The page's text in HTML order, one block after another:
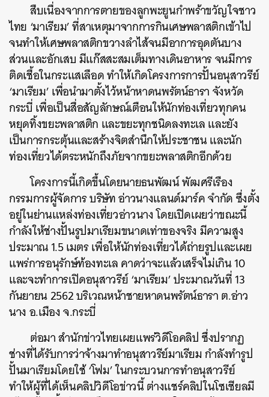
สืบเนื่องจากการตายของลูกพะยูนกำพร้าขวัญใจชาว
ไทย ‘มาเรียม’ ที่สาเหตุมาจากการกินเศษพลาสติกเข้าไป
จนทำให้เศษพลาสติกขวางลำไส้จนมีอาการอุดตันบาง
ส่วนและอักเสบ มีแก๊สสะสมเต็มทางเดินอาหาร จนมีการ
ติดเชื้อในกระแสเลือด ทำให้เกิดโครงการการปั้นอนุสาวรีย์
‘มาเรียม’ เพื่อนำมาตั้งไว้หน้าหาดนพรัตน์ธารา จังหวัด
กระบี่ เพื่อเป็นสื่อสัญลักษณ์เตือนให้นักท่องเที่ยวทุกคน
หยุดทิ้งขยะพลาสติก และขยะทุกชนิดลงทะเล และยัง
เป็นการกระตุ้นและสร้างจิตสำนึกให้ประชาชน และนัก
ท่องเที่ยวได้ตระหนักถึงภัยจากขยะพลาสติกอีกด้วย
โครงการนี้เกิดขึ้นโดยนายธนพัฒน์ พัฒศรีเรือง
กรรมการผู้จัดการ บริษัท อ่าวนางแลนด์มาร์ค จำกัด ซึ่งตั้ง
อยู่ในย่านแหล่งท่องเที่ยวอ่าวนาง โดยเปิดเผยว่าขณะนี้
กำลังให้ช่างปั้นรูปมาเรียมขนาดเท่าของจริง มีความสูง
ประมาณ 1.5 เมตร เพื่อให้นักท่องเที่ยวได้ถ่ายรูปและเผย
แพร่การอนุรักษ์ท้องทะเล คาดว่าจะแล้วเสร็จไม่เกิน 10
และจะทำการเปิดอนุสาวรีย์ ‘มาเรียม’ ประมาณวันที่ 13
กันยายน 2562 บริเวณหน้าชายหาดนพรัตน์ธารา ต.อ่าว
นาง อ.เมือง จ.กระบี่
ต่อมา สำนักข่าวไทยเผยแพร่วิดีโอคลิป ซึ่งปรากฏ
ช่างที่ได้รับการว่าจ้างมาทำอนุสาวรีย์มาเรียม กำลังทำรูป
ปั้นมาเรียมโดยใช้ ‘โฟม’ ในกระบวนการทำอนุสาวรีย์
ทำให้ผู้ที่ได้เห็นคลิปวิดีโอข่าวนี้ ต่างแชร์คลิปในโซเชียลมี